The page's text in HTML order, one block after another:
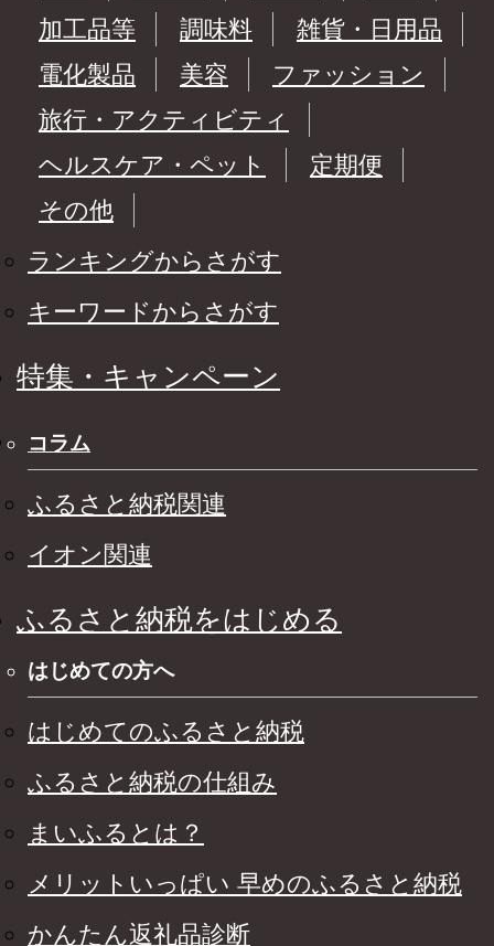
加工品等
調味料
雑貨・日用品
電化製品
美容
ファッション
旅行・アクティビティ
ヘルスケア・ペット
定期便
その他
ランキングからさがす
キーワードからさがす
特集・キャンペーン
コラム
ふるさと納税関連
イオン関連
ふるさと納税をはじめる
はじめての方へ
はじめてのふるさと納税
ふるさと納税の仕組み
まいふるとは？
メリットいっぱい 早めのふるさと納税
かんたん返礼品診断